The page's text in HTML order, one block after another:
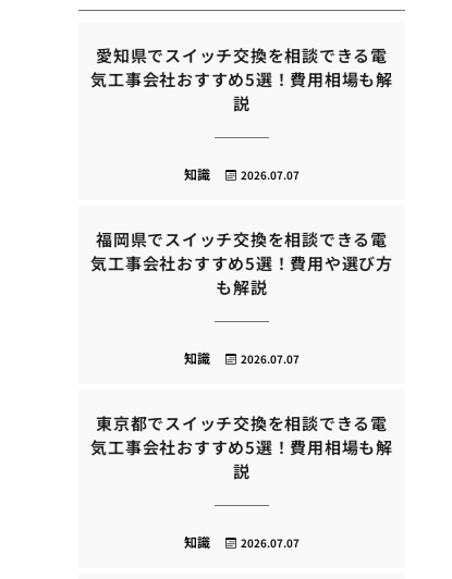
愛知県でスイッチ交換を相談できる電
気工事会社おすすめ5選！費用相場も解
説
2026.07.07
知識
福岡県でスイッチ交換を相談できる電
気工事会社おすすめ5選！費用や選び方
も解説
2026.07.07
知識
東京都でスイッチ交換を相談できる電
気工事会社おすすめ5選！費用相場も解
説
2026.07.07
知識